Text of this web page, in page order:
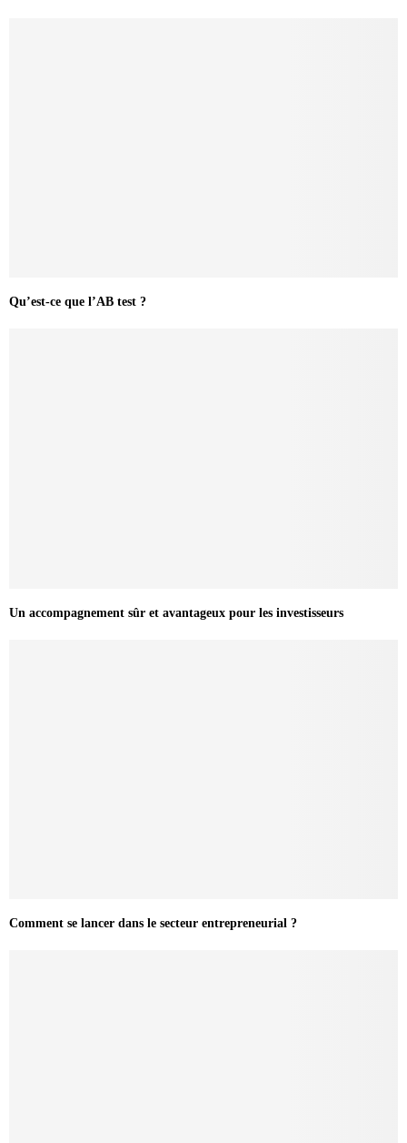
Qu’est-ce que l’AB test ?
Un accompagnement sûr et avantageux pour les investisseurs
Comment se lancer dans le secteur entrepreneurial ?